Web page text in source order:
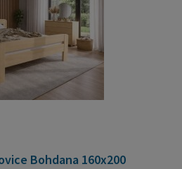
Bohdana 160x200